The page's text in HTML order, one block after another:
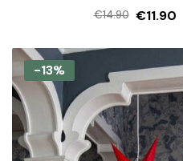
€14.90
Original
price
was:
€14.90.
€11.90
Current
price
is:
€11.90.
-13%